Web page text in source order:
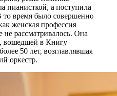
пианисткой, а поступила
то время было совершенно
женская профессия
рассматривалось. Она
вошедшей в Книгу
50 лет, возглавлявшая
оркестр.